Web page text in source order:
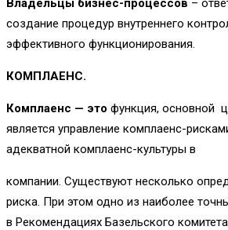
создание процедур внутреннего
эффективного функционирования.
КОМПЛАЕНС.
Комплаенс — это функция, основной
является управление комплаенс-
адекватной комплаенс-культуры в
компании. Существуют несколько
риска. При этом одно из наиболее
в Рекомендациях Базельского